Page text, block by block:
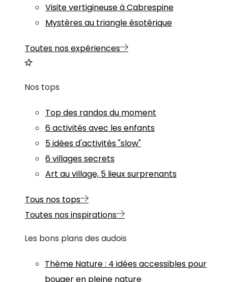
Visite vertigineuse à Cabrespine
Mystères au triangle ésotérique
Toutes nos expériences
Nos tops
Top des randos du moment
6 activités avec les enfants
5 idées d'activités "slow"
6 villages secrets
Art au village, 5 lieux surprenants
Tous nos tops
Toutes nos inspirations
Les bons plans des audois
Thème Nature: 4 idées accessibles pour
bouger en pleine nature